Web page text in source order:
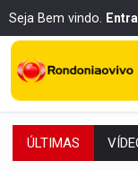
Seja Bem vindo.
ÚLTIMAS